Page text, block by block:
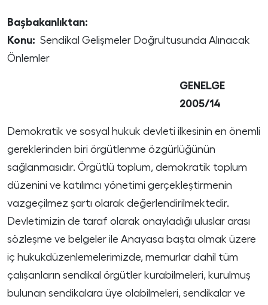
Başbakanlıktan:
Konu: Sendikal Gelişmeler Doğrultusunda Alınacak
Önlemler
GENELGE
2005/14
Demokratik ve sosyal hukuk devleti ilkesinin en önemli
gereklerinden biri örgütlenme özgürlüğünün
sağlanmasıdır. Örgütlü toplum, demokratik toplum
düzenini ve katılımcı yönetimi gerçekleştirmenin
vazgeçilmez şartı olarak değerlendirilmektedir.
Devletimizin de taraf olarak onayladığı uluslar arası
sözleşme ve belgeler ile Anayasa başta olmak üzere
iç hukukdüzenlemelerimizde, memurlar dahil tüm
çalışanların sendikal örgütler kurabilmeleri, kurulmuş
bulunan sendikalara üye olabilmeleri, sendikalar ve